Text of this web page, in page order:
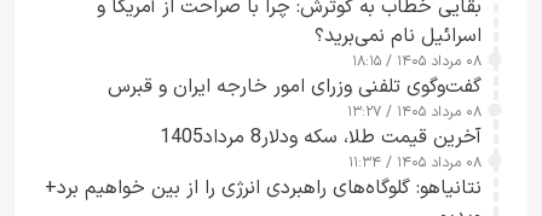
بقایی خطاب به گوترش: چرا با صراحت از آمریکا و
اسرائیل نام نمی‌برید؟
۰۸ مرداد ۱۴۰۵ / ۱۸:۱۵
گفت‌وگوی تلفنی وزرای امور خارجه ایران و قبرس
۰۸ مرداد ۱۴۰۵ / ۱۳:۲۷
آخرین قیمت طلا، سکه ودلار8 مرداد1405
۰۸ مرداد ۱۴۰۵ / ۱۱:۳۴
نتانیاهو: گلوگاه‌های راهبردی انرژی را از بین خواهیم برد+